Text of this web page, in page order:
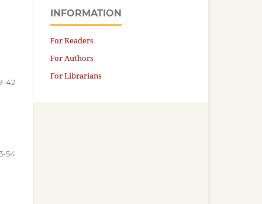
42
54
INFORMATION
For Readers
For Authors
For Librarians